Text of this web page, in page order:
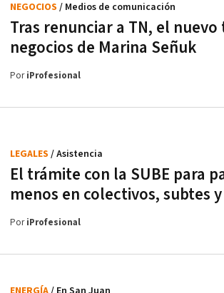
Tras renunciar a TN, el
negocios de Marina Señuk
NEGOCIOS / Medios de comunicación
PoriProfesional
El trámite con la SUBE para
menos en colectivos, subtes
LEGALES / Asistencia
PoriProfesional